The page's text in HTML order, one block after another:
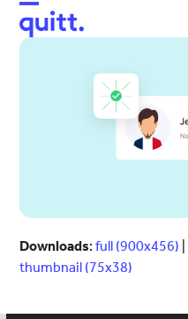
Open
mobile
Close
mobile
Downloads:full (900x456)
thumbnail (75x38)